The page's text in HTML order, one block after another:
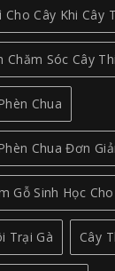
Cho Cây Khi Cây
Chăm Sóc Cây
Chua
Chua Đơn
Gỗ Sinh Học
Trại Gà Cây